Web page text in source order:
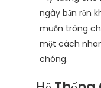
ngày bận rộn
muốn trông
một cách
chóng.